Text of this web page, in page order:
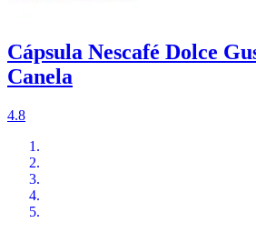
Cápsula Nescafé Dolce
Canela
4.8